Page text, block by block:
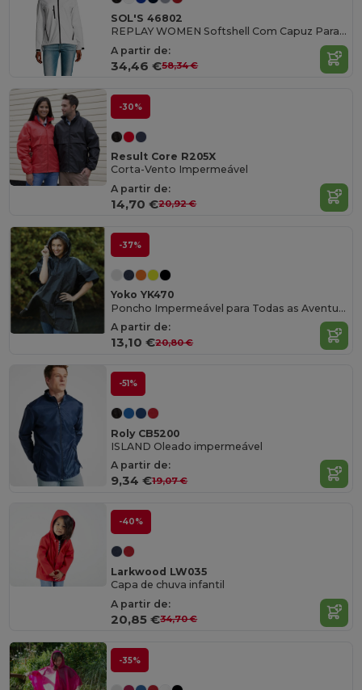
SOL'S 46802
REPLAY WOMEN Softshell Com Capuz Para Senhora
A partir de:
34,46 €58,34 €
-30%
Result Core R205X
Corta-Vento Impermeável
A partir de:
14,70 €20,92 €
-37%
Yoko YK470
Poncho Impermeável para Todas as Aventuras
A partir de:
13,10 €20,80 €
-51%
Roly CB5200
ISLAND Oleado impermeável
A partir de:
9,34 €19,07 €
-40%
Larkwood LW035
Capa de chuva infantil
A partir de:
20,85 €34,70 €
-35%